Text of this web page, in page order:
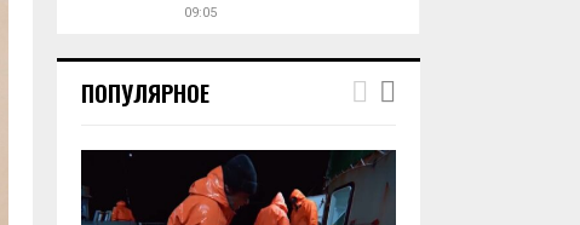
u
m
09:05
ПОПУЛЯРНОЕ